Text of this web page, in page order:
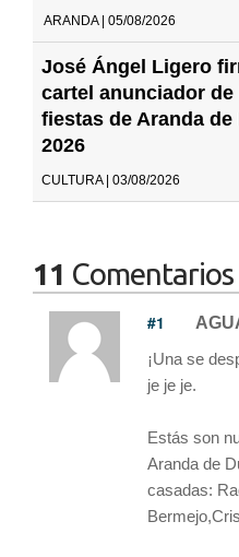
ARANDA | 05/08/2026
José Ángel Ligero
cartel anunciador de
fiestas de Aranda de
2026
CULTURA | 03/08/2026
11 Comentarios
#1
¡Una se
je je je.
Estás son
Aranda de
casadas: